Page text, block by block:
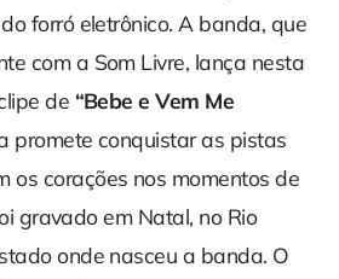
forró eletrônico. A banda, que
com a Som Livre, lança nesta
de “Bebe e Vem Me
promete conquistar as pistas
os corações nos momentos de
gravado em Natal, no Rio
onde nasceu a banda. O